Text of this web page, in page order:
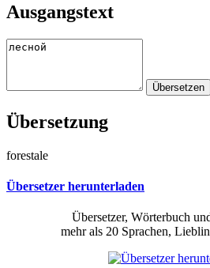
Ausgangstext
Übersetzung
forestale
Übersetzer herunterladen
Übersetzer, Wörterbuch
mehr als 20 Sprachen,